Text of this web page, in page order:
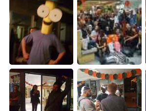
Русский ไทย
Indonesia Italiano
Türkçe Tiếng Việt
Português